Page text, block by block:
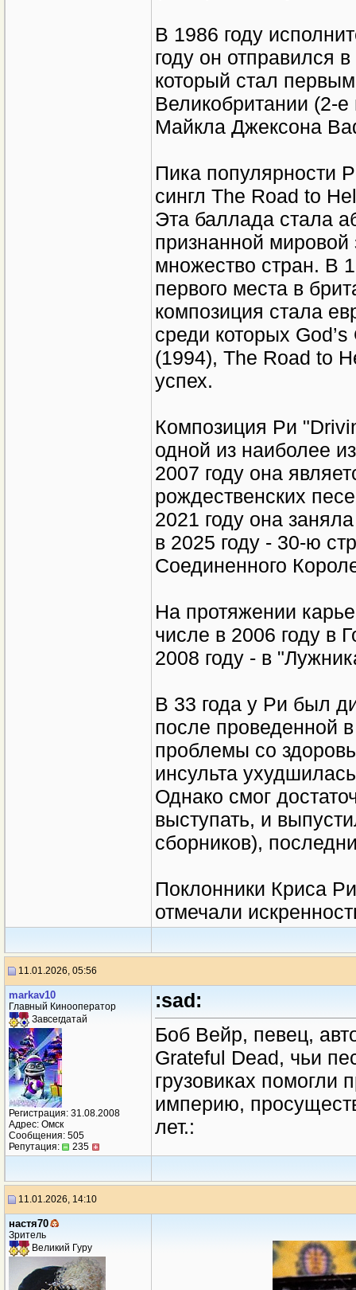
В 1986 году
году он отправился
который стал
Великобритании (2-
Майкла Джексона
Пика популярности
сингл The Road to
Эта баллада стала
признанной мировой
множество стран. В
первого места в
композиция стала
среди которых
(1994), The Road to
успех.
Композиция Ри
одной из наиболее
2007 году она
рождественских
2021 году она
в 2025 году - 30-ю
Соединенного
На протяжении
числе в 2006 году в
2008 году - в
В 33 года у Ри был
после проведенной
проблемы со
инсульта
Однако смог
выступать, и
сборников),
Поклонники Криса
отмечали
11.01.2026, 05:56
markav10
Главный Кинооператор
Завсегдатай
Регистрация: 31.08.2008
Адрес: Омск
Сообщения: 505
Репутация:
235
:sad:
Боб Вейр, певец,
Grateful Dead, чьи
грузовиках помогли
империю,
лет.:
11.01.2026, 14:10
настя70
Зритель
Великий Гуру